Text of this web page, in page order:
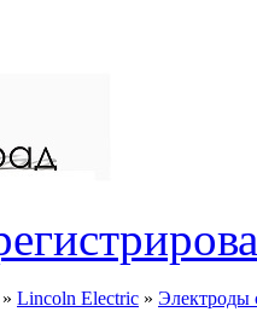
» Lincoln Electric » Электроды